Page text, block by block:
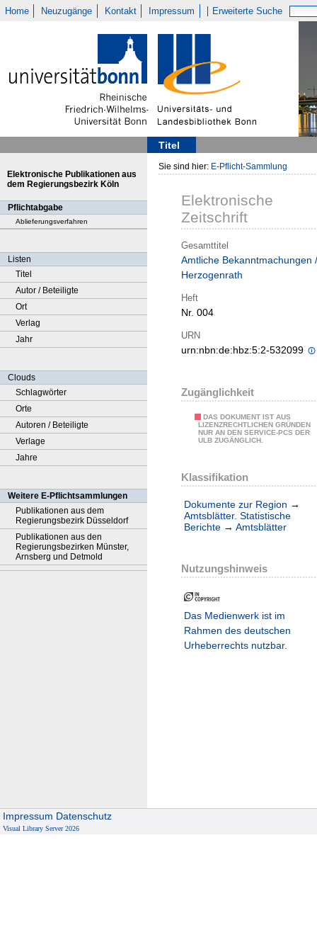
Home Neuzugänge Kontakt Impressum Erweiterte Suche
Titel
Elektronische Publikationen aus
dem Regierungsbezirk Köln
Pflichtabgabe
Ablieferungsverfahren
Listen
Titel
Autor / Beteiligte
Ort
Verlag
Jahr
Clouds
Schlagwörter
Orte
Autoren / Beteiligte
Verlage
Jahre
Weitere E-Pflichtsammlungen
Publikationen aus dem
Regierungsbezirk Düsseldorf
Publikationen aus den
Regierungsbezirken Münster,
Arnsberg und Detmold
Sie sind hier: E-Pflicht-Sammlung
Elektronische
Zeitschrift
Gesamttitel
Amtliche Bekanntmachungen /
Herzogenrath
Heft
Nr. 004
URN
urn:nbn:de:hbz:5:2-532099
Zugänglichkeit
DAS DOKUMENT IST AUS
LIZENZRECHTLICHEN GRÜNDEN
NUR AN DEN SERVICE-PCS DER
ULB ZUGÄNGLICH.
Klassifikation
Dokumente zur Region →
Amtsblätter. Statistische
Berichte → Amtsblätter
Nutzungshinweis
Das Medienwerk ist im
Rahmen des deutschen
Urheberrechts nutzbar.
Impressum Datenschutz
Visual Library Server 2026